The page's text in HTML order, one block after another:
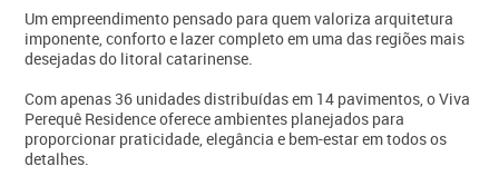
Um empreendimento pensado para quem valoriza arquitetura
imponente, conforto e lazer completo em uma das regiões mais
desejadas do litoral catarinense.
Com apenas 36 unidades distribuídas em 14 pavimentos, o Viva
Perequê Residence oferece ambientes planejados para
proporcionar praticidade, elegância e bem-estar em todos os
detalhes.